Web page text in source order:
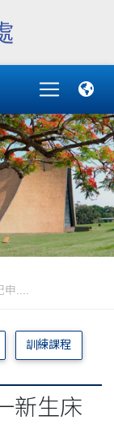
申....
訓練課程
新生床